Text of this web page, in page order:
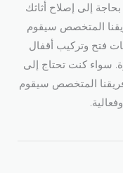
إلى إصلاح أثاثك
المتخصص سيقوم
فتح وتركيب أقفال
سواء كنت تحتاج إلى
المتخصص سيقوم